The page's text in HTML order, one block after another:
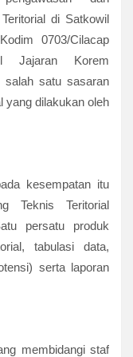
di Satkowil
0703/Cilacap
Jajaran Korem
salah satu sasaran
yang dilakukan oleh
kesempatan itu
Teknis Teritorial
persatu produk
tabulasi data,
serta laporan
membidangi staf